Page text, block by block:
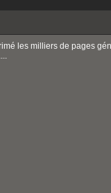
les milliers de pages